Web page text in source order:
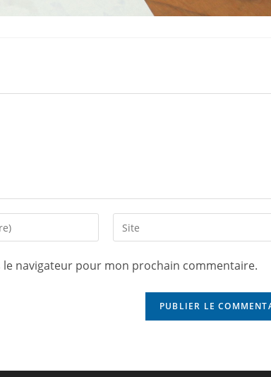
navigateur pour mon prochain commentaire.